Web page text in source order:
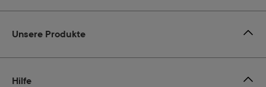
Unsere Produkte
Hilfe